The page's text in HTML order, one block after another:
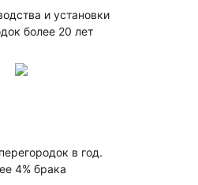
и установки
более 20 лет
в год.
4% брака